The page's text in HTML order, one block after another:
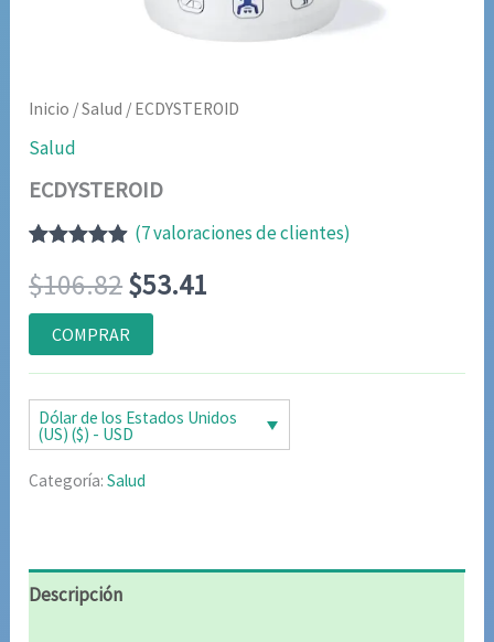
Inicio /Salud / ECDYSTEROID
Salud
ECDYSTEROID
con4.83de
5 en base
a
valoraciones
de clientes
(7valoraciones de clientes)
$106.82El
precio
original
era:
$106.82.
$53.41
actual
es:
COMPRAR
Dólar de los Estados Unidos
(US) ($) - USD
Categoría:Salud
Descripción